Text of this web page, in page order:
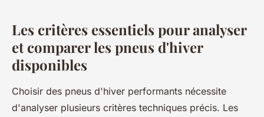
Les critères essentiels pour analyser
et comparer les pneus d'hiver
disponibles
Choisir des pneus d'hiver performants nécessite
d'analyser plusieurs critères techniques précis. Les